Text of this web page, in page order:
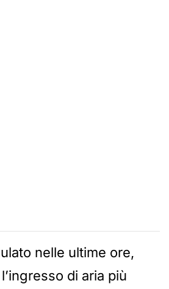
nelle ultime ore,
di aria più